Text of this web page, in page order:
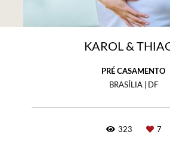
KAROL &
PRÉ CASAMENTO
BRASÍLIA | DF
323 7